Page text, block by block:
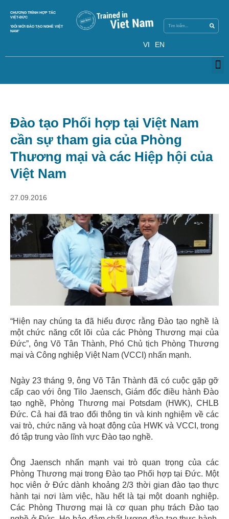
CHƯƠNG TRÌNH HỢP TÁC
VIỆT-ĐỨC
‘ĐỔI MỚI ĐÀO TẠO NGHỀ VIỆT
NAM’
VI EN
Đào tạo Phối hợp tại Việt Nam
cần sự tham gia của Phòng
Thương mại và các Hiệp hội của
Việt Nam
27.09.2016
“Hiện nay chúng ta đã hiểu được rằng Đào tạo nghề là
một chức năng cốt lõi của các Phòng Thương mại của
Đức”, ông Võ Tân Thành, Phó Chủ tịch Phòng Thương
mại và Công nghiệp Việt Nam (VCCI) nhấn mạnh.
Ngày 23 tháng 9, ông Võ Tân Thành đã có cuộc gặp gỡ
cấp cao với ông Tilo Jaensch, Giám đốc điều hành Đào
tạo nghề, Phòng Thương mại Potsdam (HWK), CHLB
Đức. Cả hai đã trao đổi thông tin và kinh nghiệm về các
vai trò, chức năng và hoạt động của HWK và VCCI, trong
đó tập trung vào lĩnh vực Đào tạo nghề.
Ông Jaensch nhấn mạnh vai trò quan trọng của các
Phòng Thương mại trong Đào tạo Phối hợp tại Đức. Một
học viên ở Đức dành khoảng 2/3 thời gian đào tạo thực
hành tại nơi làm việc, hầu hết là tại một doanh nghiệp.
Các Phòng Thương mại là cơ quan phụ trách Đào tạo